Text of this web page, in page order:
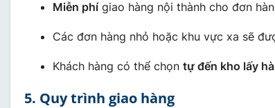
Miễn phígiao hàng nội thành cho đơn
Các đơn hàng nhỏ hoặc khu vực xa sẽ
Khách hàng có thể chọn tự đến kho lấy
5. Quy trình giao hàng